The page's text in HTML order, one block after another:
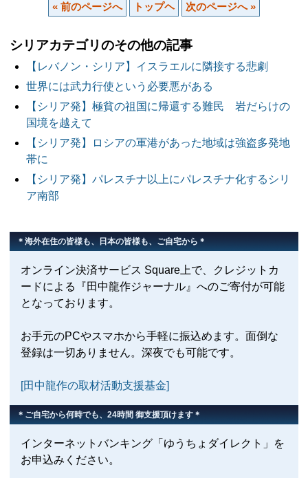
« 前のページへ トップヘ 次のページへ »
シリアカテゴリのその他の記事
【レバノン・シリア】イスラエルに隣接する悲劇
世界には武力行使という必要悪がある
【シリア発】極貧の祖国に帰還する難民 岩だらけの
国境を越えて
【シリア発】ロシアの軍港があった地域は強盗多発地
帯に
【シリア発】パレスチナ以上にパレスチナ化するシリ
ア南部
＊海外在住の皆様も、日本の皆様も、ご自宅から＊
オンライン決済サービス Square上で、クレジットカ
ードによる『田中龍作ジャーナル』へのご寄付が可能
となっております。
お手元のPCやスマホから手軽に振込めます。面倒な
登録は一切ありません。深夜でも可能です。
[田中龍作の取材活動支援基金]
＊ご自宅から何時でも、24時間 御支援頂けます＊
インターネットバンキング「ゆうちょダイレクト」を
お申込みください。